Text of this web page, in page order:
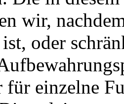
wir,
oder
einzelne